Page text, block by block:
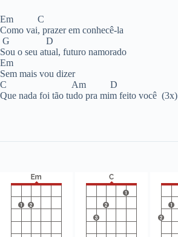
Em C
Como vai, prazer em conhecê-la
G D
Sou o seu atual, futuro namorado
Em
Sem mais vou dizer
C Am D
Que nada foi tão tudo pra mim feito você (3x)